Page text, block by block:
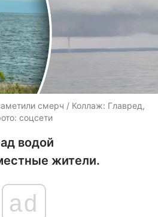
смерч / Коллаж: Главред,
соцсети
водой
жители.
ad